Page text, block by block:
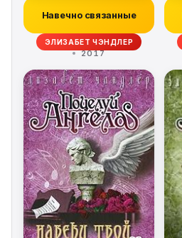
Навечно связанные
ЭЛИЗАБЕТ ЧЭНДЛЕР
2017